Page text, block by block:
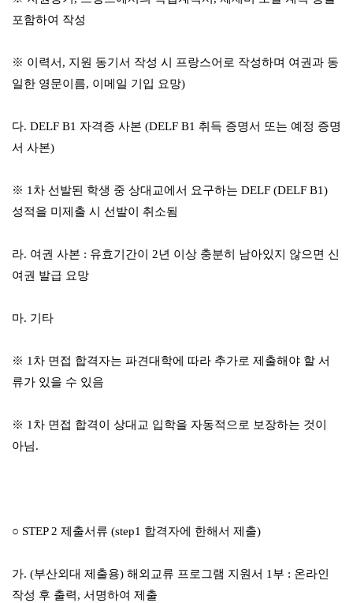
포함하여 작성
※ 이력서 , 지원 동기서 작성 시 프랑스어로 작성하며 여권과 동
일한 영문이름, 이메일 기입 요망)
다. DELF B1 자격증 사본 (DELF B1 취득 증명서 또는 예정 증명
서 사본)
※ 1 차 선발된 학생 중 상대교에서 요구하는 DELF (DELF B1)
성적을 미제출 시 선발이 취소됨
라. 여권 사본 : 유효기간이 2년 이상 충분히 남아있지 않으면 신
여권 발급 요망
마. 기타
※ 1 차 면접 합격자는 파견대학에 따라 추가로 제출해야 할 서
류가 있을 수 있음
※ 1 차 면접 합격이 상대교 입학을 자동적으로 보장하는 것이
아님.
○ STEP 2 제출서류 (step1 합격자에 한해서 제출)
가. (부산외대 제출용) 해외교류 프로그램 지원서 1 부 : 온라인
작성 후 출력, 서명하여 제출